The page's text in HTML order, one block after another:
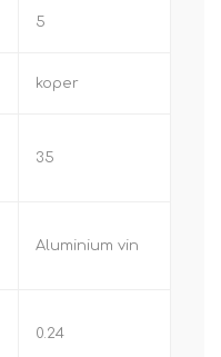
5
koper
35
Aluminium vin
0.24